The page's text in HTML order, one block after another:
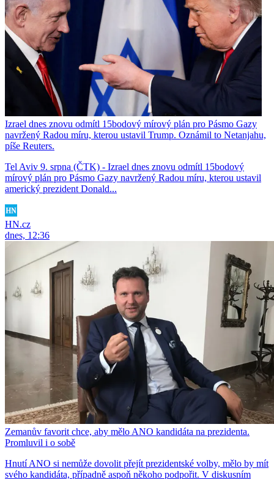
Izrael dnes znovu odmítl 15bodový mírový plán pro Pásmo Gazy
navržený Radou míru, kterou ustavil Trump. Oznámil to Netanjahu,
píše Reuters.
Tel Aviv 9. srpna (ČTK) - Izrael dnes znovu odmítl 15bodový
mírový plán pro Pásmo Gazy navržený Radou míru, kterou ustavil
americký prezident Donald...
HN.cz
dnes, 12:36
Zemanův favorit chce, aby mělo ANO kandidáta na prezidenta.
Promluvil i o sobě
Hnutí ANO si nemůže dovolit přejít prezidentské volby, mělo by mít
svého kandidáta, případně aspoň někoho podpořit. V diskusním